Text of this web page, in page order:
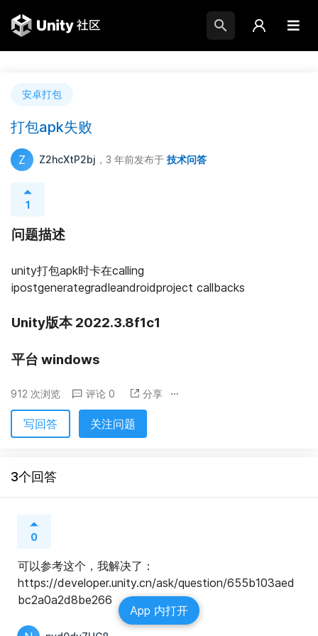
安卓打包
打包apk失败
Z Z2hcXtP2bj ，3 年前发布于 技术问答
1
问题描述
unity打包apk时卡在calling
ipostgenerategradleandroidproject callbacks
Unity版本 2022.3.8f1c1
平台 windows
912 次浏览 评论 0 分享
写回答 关注问题
3个回答
0
可以参考这个，我解决了：
https://developer.unity.cn/ask/question/655b103aed
bc2a0a2d8be266
App 内打开